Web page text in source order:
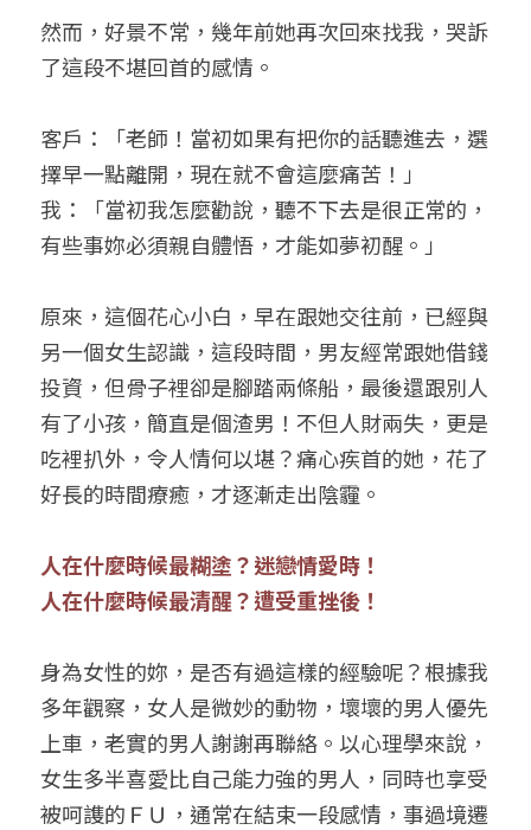
團隊訓練營
然而，好景不常，幾年前她再次回來找我，哭訴
了這段不堪回首的感情。
客戶：「老師！當初如果有把你的話聽進去，選
擇早一點離開，現在就不會這麼痛苦！」
我：「當初我怎麼勸說，聽不下去是很正常的，
有些事妳必須親自體悟，才能如夢初醒。」
原來，這個花心小白，早在跟她交往前，已經與
另一個女生認識，這段時間，男友經常跟她借錢
投資，但骨子裡卻是腳踏兩條船，最後還跟別人
有了小孩，簡直是個渣男！不但人財兩失，更是
吃裡扒外，令人情何以堪？痛心疾首的她，花了
好長的時間療癒，才逐漸走出陰霾。
人在什麼時候最糊塗？迷戀情愛時！
人在什麼時候最清醒？遭受重挫後！
身為女性的妳，是否有過這樣的經驗呢？根據我
多年觀察，女人是微妙的動物，壞壞的男人優先
上車，老實的男人謝謝再聯絡。以心理學來說，
女生多半喜愛比自己能力強的男人，同時也享受
被呵謢的ＦＵ，通常在結束一段感情，事過境遷